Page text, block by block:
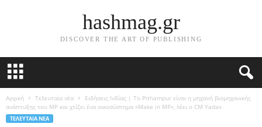
hashmag.gr
DISCOVER THE ART OF PUBLISHING
Αρχική Τελευταία νέα
Ειδήσεις Ινδίας | Το Pithampur είναι η μηχανή βιομηχανικής
ανάπτυξης του MP και χτίζει ένα οικοσύστημα «Make in MP», λέει ο CM Yadav
ΤΕΛΕΥΤΑΊΑ ΝΈΑ